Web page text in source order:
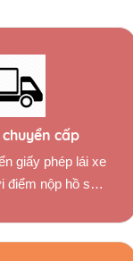
cấp
giấy phép lái xe
điểm nộp hồ sơ
xe hạng d theo